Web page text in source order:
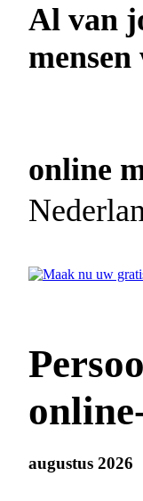
Al van
online
augustus 2026